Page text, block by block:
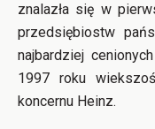
znalazła się w
przedsiębiostw
najbardziej
1997 roku
koncernu Heinz.